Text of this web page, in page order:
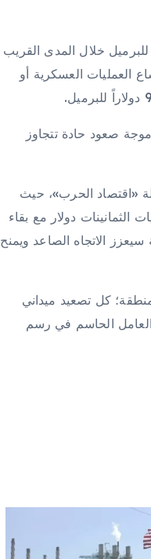
تشير إلى أن السيناريو الأساسي يضع النفط عند مستوى 80 دولاراً للبرميل خلال المدى القريب
العمليات العسكرية أو
صعود حادة تتجاوز
«اقتصاد الحرب»، حيث
الثمانينات دولار مع بقاء
الاتجاه الصاعد ويمنح
كل تصعيد ميداني
العامل الحاسم في رسم